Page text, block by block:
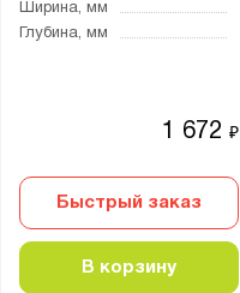
Ширина, мм
Глубина, мм
1 672₽
Быстрый заказ
В корзину